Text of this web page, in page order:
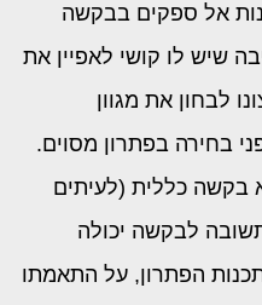
אל ספקים בבקשה
שיש לו קושי לאפיין את
לבחון את מגוון
בחירה בפתרון מסוים.
כללית (לעיתים
לבקשה יכולה
הפתרון, על התאמתו